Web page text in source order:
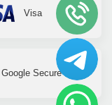
Visa
Google Secure